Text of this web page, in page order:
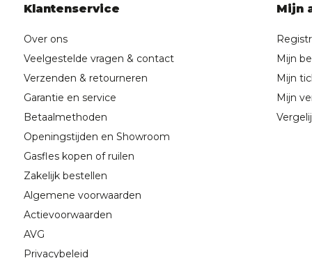
Klantenservice
Over ons
Veelgestelde vragen & contact
Verzenden & retourneren
Garantie en service
Betaalmethoden
Openingstijden en Showroom
Gasfles kopen of ruilen
Zakelijk bestellen
Algemene voorwaarden
Actievoorwaarden
AVG
Privacybeleid
Mijn
Mijn
Mijn
Mijn